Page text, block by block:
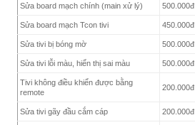
Sửa board mạch chính (main xử lý) 500.000đ
Sửa board mạch Tcon tivi 450.000đ
Sửa tivi bị bóng mờ 500.000đ
Sửa tivi lỗi màu, hiển thị sai màu 500.000đ
Tivi không điều khiển được bằng
remote
200.000đ
Sửa tivi gãy đầu cắm cáp 200.000đ